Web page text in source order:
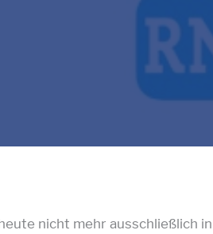
nicht mehr ausschließlich